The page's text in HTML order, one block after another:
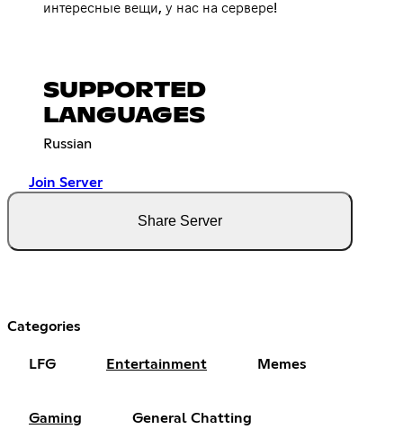
интересные вещи, у нас на сервере!
SUPPORTED
LANGUAGES
Russian
Join Server
Share Server
Categories
LFG Entertainment Memes
Gaming General Chatting